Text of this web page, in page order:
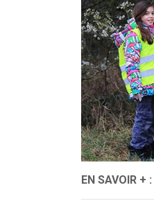
EN SAVOIR + :